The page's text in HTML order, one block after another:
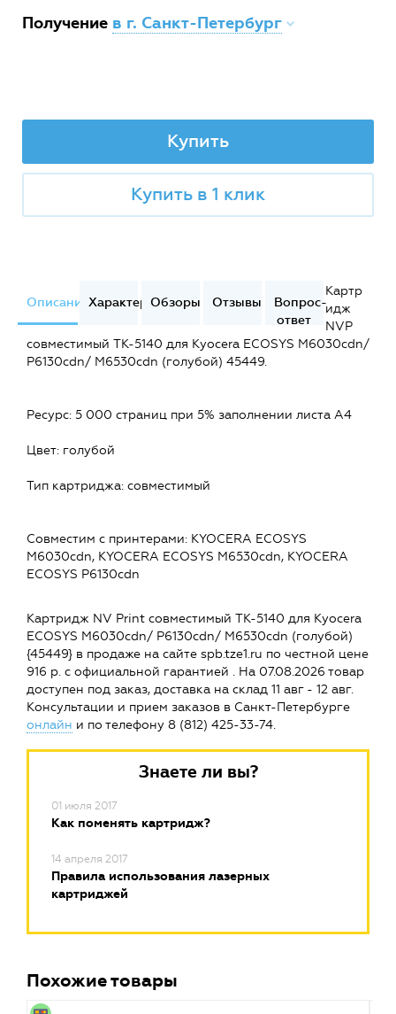
Получение в г. Санкт-Петербург
Купить
Купить в 1 клик
ОписаниеХарактеристики
Обзоры Отзывы
Вопрос-
ответ
Картр
идж
NVP
совместимый TK-5140 для Kyocera ECOSYS M6030cdn/
P6130cdn/ M6530cdn (голубой) 45449.
Ресурс: 5 000 страниц при 5% заполнении листа А4
Цвет: голубой
Тип картриджа: совместимый
Совместим c принтерами: KYOCERA ECOSYS
M6030cdn, KYOCERA ECOSYS M6530cdn, KYOCERA
ECOSYS P6130cdn
Картридж NV Print совместимый TK-5140 для Kyocera
ECOSYS M6030cdn/ P6130cdn/ M6530cdn (голубой)
{45449} в продаже на сайте spb.tze1.ru по честной цене
916 р. с официальной гарантией . На 07.08.2026 товар
доступен под заказ, доставка на склад 11 авг - 12 авг.
Консультации и прием заказов в Санкт-Петербурге
онлайн и по телефону 8 (812) 425-33-74.
Знаете ли вы?
01 июля 2017
Как поменять картридж?
14 апреля 2017
Правила использования лазерных
картриджей
Похожие товары